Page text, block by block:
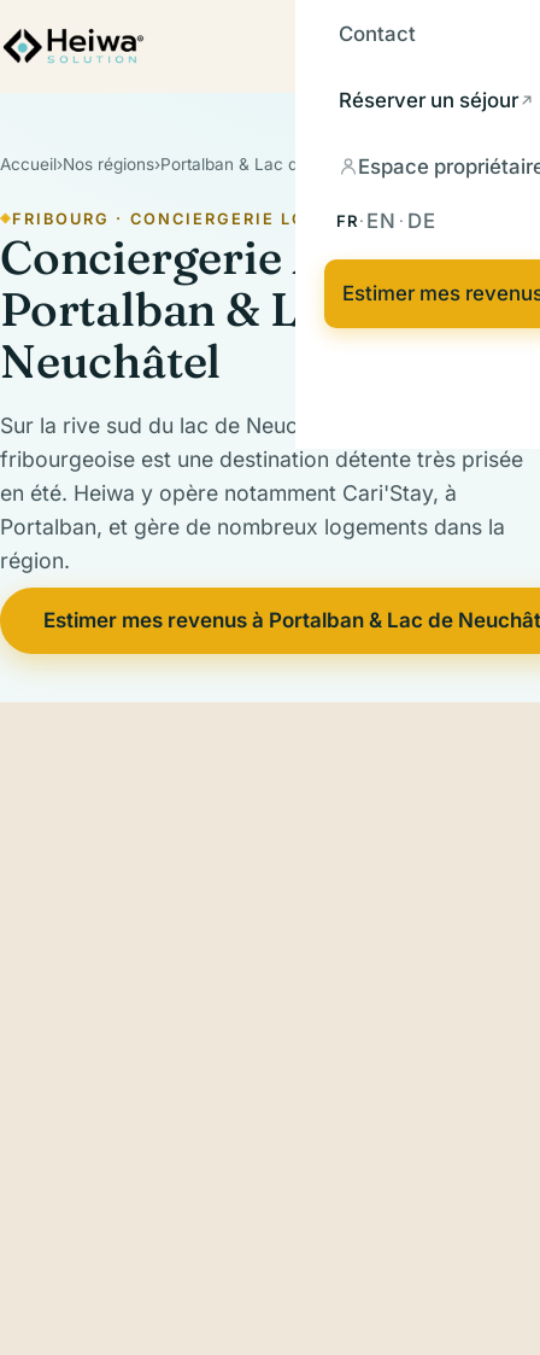
Contact
Réserver un séjour
Espace
FR· EN · DE
Estimer mes
Accueil›Nos régions›Portalban & Lac de Neuchâtel
FRIBOURG · CONCIERGERIE LOCALE
Conciergerie Airbnb à
Portalban & Lac de
Neuchâtel
Sur la rive sud du lac de Neuchâtel, la Broye
fribourgeoise est une destination détente très prisée
en été. Heiwa y opère notamment Cari'Stay, à
Portalban, et gère de nombreux logements dans la
région.
Estimer mes revenus à Portalban & Lac de